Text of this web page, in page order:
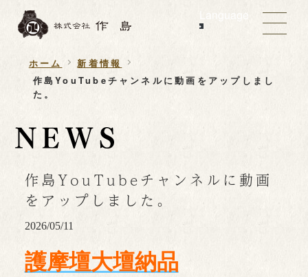
Language
ホーム
新着情報
作島YouTubeチャンネルに動画をアップしまし
た。
作島YouTubeチャンネルに動画
をアップしました。
2026/05/11
護摩壇大壇納品